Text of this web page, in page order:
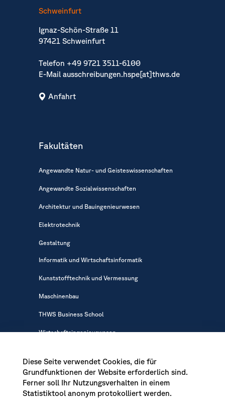
Diese Seite verwendet Cookies, die für
Grundfunktionen der Website erforderlich sind.
Ferner soll Ihr Nutzungsverhalten in einem
Statistiktool anonym protokolliert werden.
Schweinfurt
Ignaz-Schön-Straße 11
97421 Schweinfurt
Telefon +49 9721 3511-6100
E-Mail ausschreibungen.hspe[at]thws.de
Anfahrt
Fakultäten
Angewandte Natur- und Geisteswissenschaften
Angewandte Sozialwissenschaften
Architektur und Bauingenieurwesen
Elektrotechnik
Gestaltung
Informatik und Wirtschaftsinformatik
Kunststofftechnik und Vermessung
Maschinenbau
THWS Business School
Wirtschaftsingenieurwesen
News - Presse|Stellenausschreibungen der THWS